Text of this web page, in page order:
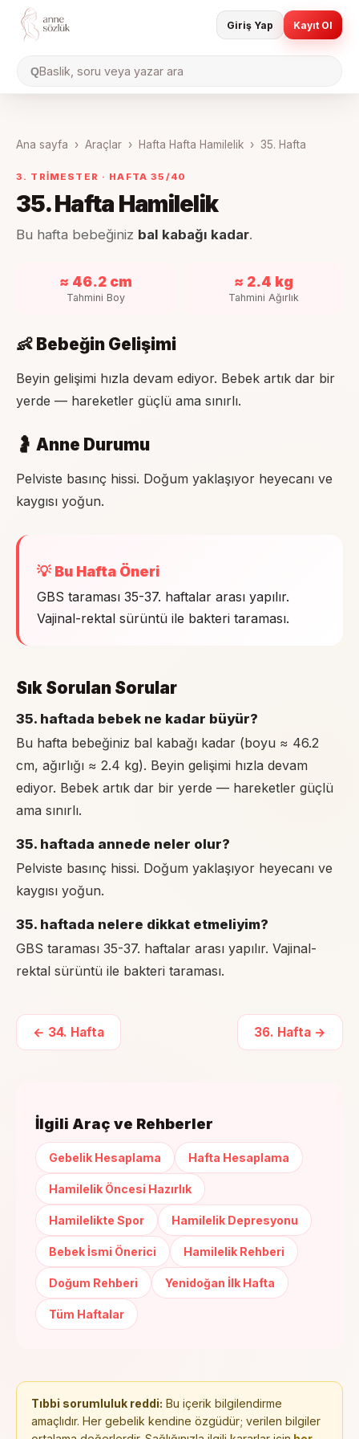
QBaslik, soru veya yazar ara
Giriş Yap Kayıt Ol
Ana sayfa › Araçlar › Hafta Hafta Hamilelik › 35. Hafta
3. TRIMESTER · HAFTA35 /40
35. Hafta Hamilelik
Bu hafta bebeğiniz bal kabağı kadar.
≈ 46.2 cm
Tahmini Boy
≈ 2.4 kg
Tahmini Ağırlık
👶 Bebeğin Gelişimi
Beyin gelişimi hızla devam ediyor. Bebek artık dar bir
yerde — hareketler güçlü ama sınırlı.
🤰 Anne Durumu
Pelviste basınç hissi. Doğum yaklaşıyor heyecanı ve
kaygısı yoğun.
💡 Bu Hafta Öneri
GBS taraması 35-37. haftalar arası yapılır.
Vajinal-rektal sürüntü ile bakteri taraması.
Sık Sorulan Sorular
35. haftada bebek ne kadar büyür?
Bu hafta bebeğiniz bal kabağı kadar (boyu ≈ 46.2
cm, ağırlığı ≈ 2.4 kg). Beyin gelişimi hızla devam
ediyor. Bebek artık dar bir yerde — hareketler güçlü
ama sınırlı.
35. haftada annede neler olur?
Pelviste basınç hissi. Doğum yaklaşıyor heyecanı ve
kaygısı yoğun.
35. haftada nelere dikkat etmeliyim?
GBS taraması 35-37. haftalar arası yapılır. Vajinal-
rektal sürüntü ile bakteri taraması.
← 34. Hafta 36. Hafta →
İlgili Araç ve Rehberler
Gebelik Hesaplama Hafta Hesaplama
Hamilelik Öncesi Hazırlık
Hamilelikte Spor Hamilelik Depresyonu
Bebek İsmi Önerici Hamilelik Rehberi
Doğum Rehberi Yenidoğan İlk Hafta
Tüm Haftalar
Tıbbi sorumluluk reddi: Bu içerik bilgilendirme
amaçlıdır. Her gebelik kendine özgüdür; verilen bilgiler